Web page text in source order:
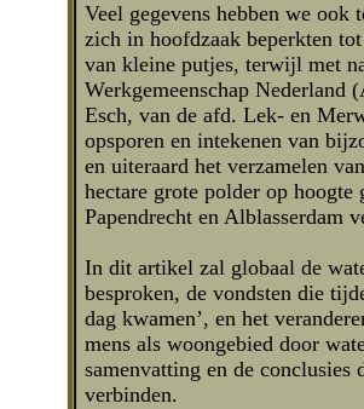
Veel gegevens hebben we ook
zich in hoofdzaak beperkten
van kleine putjes, terwijl met
Werkgemeenschap Nederland
Esch, van de afd. Lek- en
opsporen en intekenen van
en uiteraard het verzamelen
hectare grote polder op hoogte
Papendrecht en Alblasserdam
In dit artikel zal globaal de
besproken, de vondsten die
dag kwamen’, en het
mens als woongebied door
samenvatting en de conclusies
verbinden.